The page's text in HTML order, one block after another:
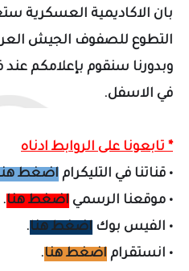
بان الاكاديمية العسكرية
التطوع للصفوف الجيش
وبدورنا سنقوم بإعلامكم عند
في الاسفل.
* تابعونا على الروابط ادناه
• قناتنا في التليكرام اضغط
• موقعنا الرسمي اضغط هنا.
• الفيس بوك اضغط هنا.
• انستقرام اضغط هنا.